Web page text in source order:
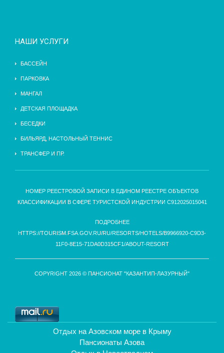
НАШИ УСЛУГИ
БАССЕЙН
ПАРКОВКА
МАНГАЛ
ДЕТСКАЯ ПЛОЩАДКА
БЕСЕДКИ
БИЛЬЯРД, НАСТОЛЬНЫЙ ТЕННИС
ТРАНСФЕР И ПР.
НОМЕР РЕЕСТРОВОЙ ЗАПИСИ В ЕДИНОМ РЕЕСТРЕ ОБЪЕКТОВ
КЛАССИФИКАЦИИ В СФЕРЕ ТУРИСТСКОЙ ИНДУСТРИИ С912025015041
ПОДРОБНЕЕ
HTTPS://TOURISM.FSA.GOV.RU/RU/RESORTS/HOTELS/B9966920-C9D3-
11F0-8E15-71DA0D315CF1/ABOUT-RESORT
COPYRIGHT 2026 © ПАНСИОНАТ "КАЗАНТИП-ЛАЗУРНЫЙ"
Отдых на Азовском море в Крыму
Пансионаты Азова